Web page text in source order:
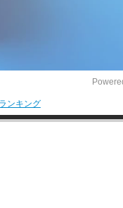
ランキング